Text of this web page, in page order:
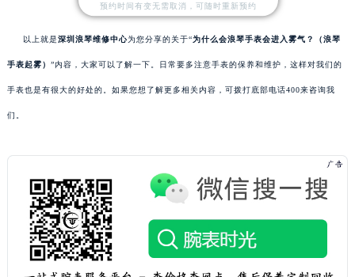
以上就是深圳浪琴维修中心为您分享的关于“为什么会浪琴手表会进入雾气？（浪琴
手表起雾） ”内容，大家可以了解一下。日常要多注意手表的保养和维护，这样对我们的
手表也是有很大的好处的。如果您想了解更多相关内容，可拨打底部电话400来咨询我
们。
预约时间有变无需取消，可随时重新预约